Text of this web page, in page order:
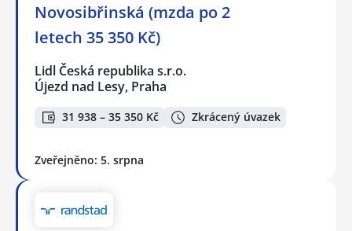
Novosibřinská (mzda po 2
letech 35 350 Kč)
Lidl Česká republika s.r.o.
Újezd nad Lesy, Praha
31 938 – 35 350 Kč Zkrácený úvazek
Zveřejněno: 5. srpna